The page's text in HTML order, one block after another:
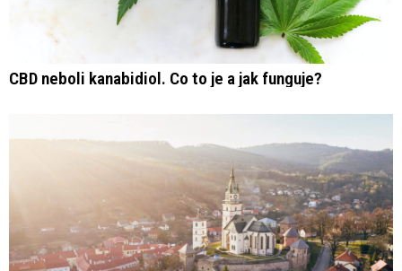
CBD neboli kanabidiol. Co to je a jak funguje?